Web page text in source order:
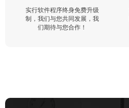
实行软件程序终身免费升级
制，我们与您共同发展，我
们期待与您合作！